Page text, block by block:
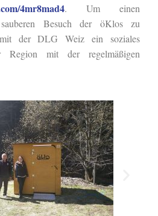
4mr8mad4. Um einen
sauberen Besuch der öKlos zu
mit der DLG Weiz ein soziales
Region mit der regelmäßigen